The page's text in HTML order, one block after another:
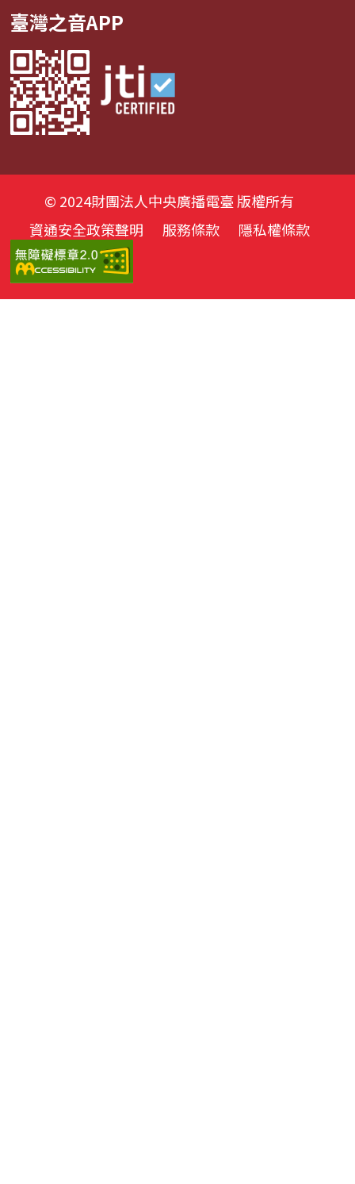
臺灣之音APP
© 2024財團法人中央廣播電臺 版權所有
資通安全政策聲明
服務條款 隱私權條款